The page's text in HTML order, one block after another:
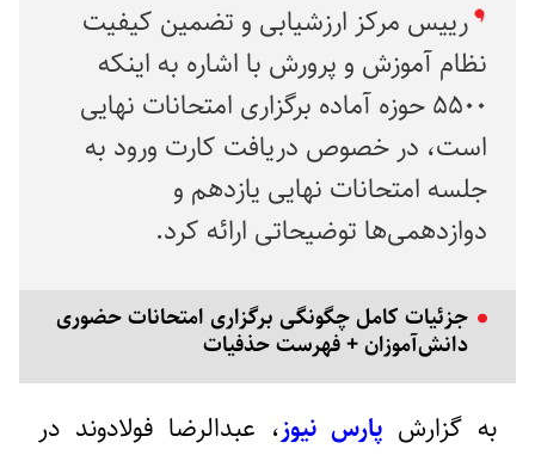
رییس مرکز ارزشیابی و تضمین کیفیت
نظام آموزش و پرورش با اشاره به اینکه
۵۵۰۰ حوزه آماده برگزاری امتحانات نهایی
است، در خصوص دریافت کارت ورود به
جلسه امتحانات نهایی یازدهم و
دوازدهمی‌ها توضیحاتی ارائه کرد.
جزئیات کامل چگونگی برگزاری امتحانات حضوری
دانش‌آموزان + فهرست حذفیات
به گزارش پارس نیوز، عبدالرضا فولادوند در